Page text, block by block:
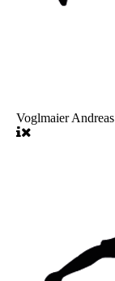
Voglmaier Andreas